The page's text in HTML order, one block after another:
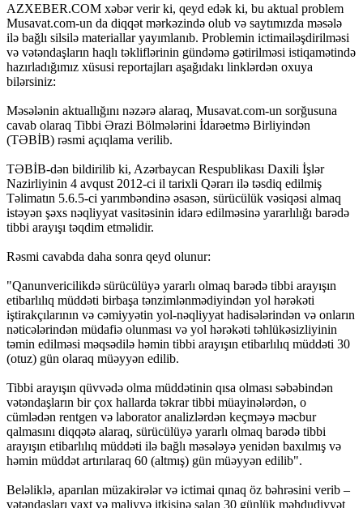
AZXEBER.COM xəbər verir ki, qeyd edək ki, bu aktual problem
Musavat.com-un da diqqət mərkəzində olub və saytımızda məsələ
ilə bağlı silsilə materiallar yayımlanıb. Problemin ictimailəşdirilməsi
və vətəndaşların haqlı təkliflərinin gündəmə gətirilməsi istiqamətində
hazırladığımız xüsusi reportajları aşağıdakı linklərdən oxuya
bilərsiniz:
Məsələnin aktuallığını nəzərə alaraq, Musavat.com-un sorğusuna
cavab olaraq Tibbi Ərazi Bölmələrini İdarəetmə Birliyindən
(TƏBİB) rəsmi açıqlama verilib.
​TƏBİB-dən bildirilib ki, Azərbaycan Respublikası Daxili İşlər
Nazirliyinin 4 avqust 2012-ci il tarixli Qərarı ilə təsdiq edilmiş
Təlimatın 5.6.5-ci yarımbəndinə əsasən, sürücülük vəsiqəsi almaq
istəyən şəxs nəqliyyat vasitəsinin idarə edilməsinə yararlılığı barədə
tibbi arayışı təqdim etməlidir.
​Rəsmi cavabda daha sonra qeyd olunur:
​"Qanunvericilikdə sürücülüyə yararlı olmaq barədə tibbi arayışın
etibarlılıq müddəti birbaşa tənzimlənmədiyindən yol hərəkəti
iştirakçılarının və cəmiyyətin yol-nəqliyyat hadisələrindən və onların
nəticələrindən müdafiə olunması və yol hərəkəti təhlükəsizliyinin
təmin edilməsi məqsədilə həmin tibbi arayışın etibarlılıq müddəti 30
(otuz) gün olaraq müəyyən edilib.
​Tibbi arayışın qüvvədə olma müddətinin qısa olması səbəbindən
vətəndaşların bir çox hallarda təkrar tibbi müayinələrdən, o
cümlədən rentgen və laborator analizlərdən keçməyə məcbur
qalmasını diqqətə alaraq, sürücülüyə yararlı olmaq barədə tibbi
arayışın etibarlılıq müddəti ilə bağlı məsələyə yenidən baxılmış və
həmin müddət artırılaraq 60 (altmış) gün müəyyən edilib".
​Beləliklə, aparılan müzakirələr və ictimai qınaq öz bəhrəsini verib –
vətəndaşları vaxt və maliyyə itkisinə salan 30 günlük məhdudiyyət